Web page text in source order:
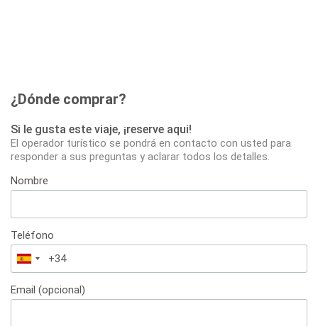
¿Dónde comprar?
Si le gusta este viaje, ¡reserve aqui!
El operador turístico se pondrá en contacto con usted para
responder a sus preguntas y aclarar todos los detalles.
Nombre
Teléfono
España
+34
Email (opcional)